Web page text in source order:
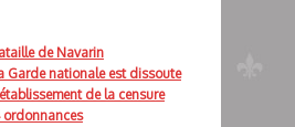
de Navarin
Garde nationale est dissoute
de la censure
ordonnances